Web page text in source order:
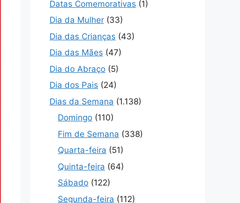
Datas Comemorativas (1)
Dia da Mulher (33)
Dia das Crianças (43)
Dia das Mães (47)
Dia do Abraço (5)
Dia dos Pais (24)
Dias da Semana (1.138)
Domingo (110)
Fim de Semana (338)
Quarta-feira (51)
Quinta-feira (64)
Sábado (122)
Segunda-feira (112)